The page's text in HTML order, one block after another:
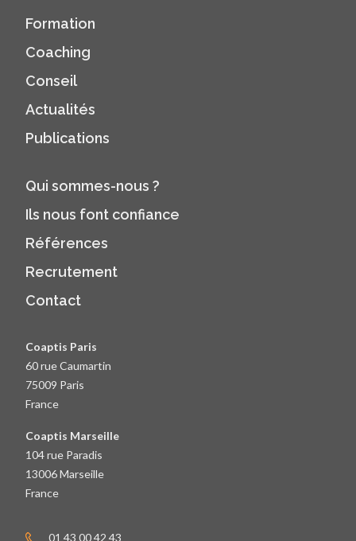
Formation
Coaching
Conseil
Actualités
Publications
Qui sommes-nous ?
Ils nous font confiance
Références
Recrutement
Contact
Coaptis Paris
60 rue Caumartin
75009 Paris
France
Coaptis Marseille
104 rue Paradis
13006 Marseille
France
01 43 00 42 43